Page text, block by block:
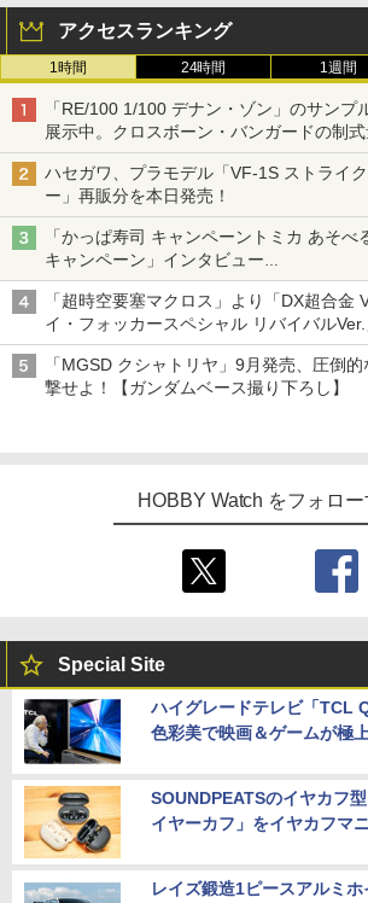
アクセスランキング
1時間 24時間 1週間
「RE/100 1/100 デナン・ゾン」のサンプ
展示中。クロスボーン・バンガードの制式
【ガンダムベース撮り下ろし】
ハセガワ、プラモデル「VF-1S ストライ
ー」再販分を本日発売！
「かっぱ寿司 キャンペーントミカ あそべ
キャンペーン」インタビュー
子どもが楽しめるかっぱ寿司ならではの
追求
「超時空要塞マクロス」より「DX超合金
イ・フォッカースペシャル リバイバルVer.
「MGSD クシャトリヤ」9月発売、圧倒
撃せよ！【ガンダムベース撮り下ろし】
HOBBY Watch をフォロー
Special Site
ハイグレードテレビ「TCL
色彩美で映画＆ゲームが極
SOUNDPEATSのイヤカフ
イヤーカフ」をイヤカフマ
レイズ鍛造1ピースアルミ